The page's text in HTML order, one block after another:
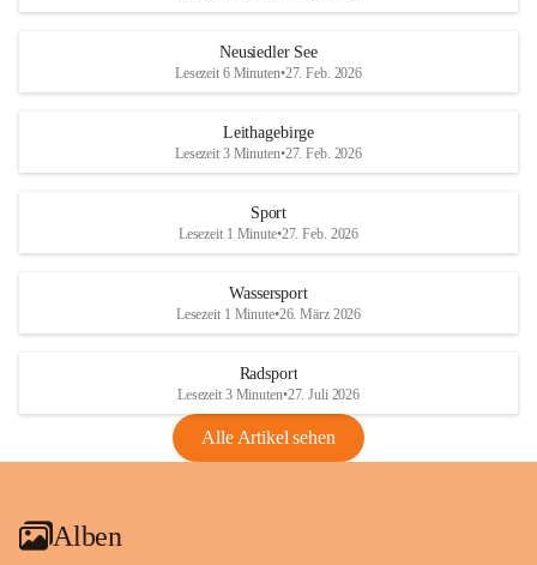
d
S
vor den prognostizierten Ernteausfällen
und den daraus folgenden wirtschaftlichen
Maßnahmen zur Bekämpfung
Rebe und der Amerikanischen
Anhang VBl. EU Nr. 18
1 Seite•1,4 MB
VBl. EU Nr. 18_2026
d
r
S
Neusiedler See
Lesezeit 6 Minuten•27. Feb. 2026
Leithagebirge
Lesezeit 3 Minuten•27. Feb. 2026
Sport
Lesezeit 1 Minute•27. Feb. 2026
Wassersport
Lesezeit 1 Minute•26. März 2026
Radsport
Lesezeit 3 Minuten•27. Juli 2026
Alle Artikel sehen
Alben